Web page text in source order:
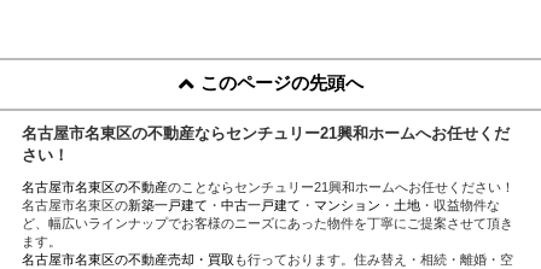
このページの先頭へ
名古屋市名東区の不動産ならセンチュリー21興和ホームへお任せくだ
さい！
名古屋市名東区の不動産のことならセンチュリー21興和ホームへお任せください！
名古屋市名東区の新築一戸建て ・ 中古一戸建て ・ マンション ・ 土地・収益物件な
ど、幅広いラインナップでお客様のニーズにあった物件を丁寧にご提案させて頂き
ます。
名古屋市名東区の不動産売却・買取 も行っております。住み替え・相続・離婚・空